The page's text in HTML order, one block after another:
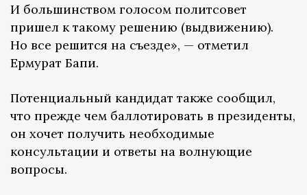
И большинством голосом политсовет
пришел к такому решению (выдвижению).
Но все решится на съезде», — отметил
Ермурат Бапи.
Потенциальный кандидат также сообщил,
что прежде чем баллотировать в президенты,
он хочет получить необходимые
консультации и ответы на волнующие
вопросы.